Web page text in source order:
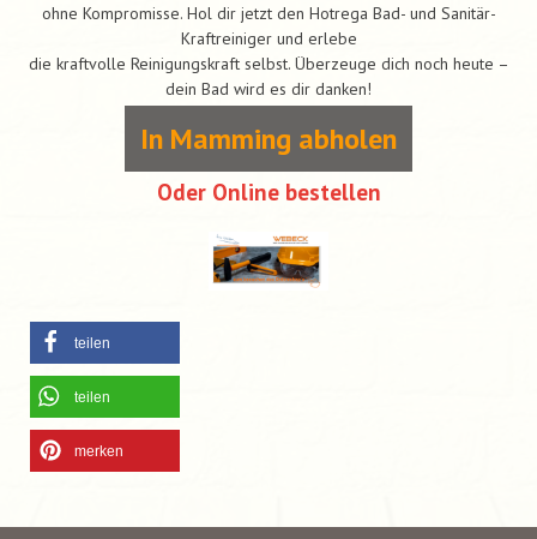
ohne Kompromisse. Hol dir jetzt den Hotrega Bad- und Sanitär-
Kraftreiniger und erlebe
die kraftvolle Reinigungskraft selbst. Überzeuge dich noch heute –
dein Bad wird es dir danken!
In Mamming abholen
Oder Online bestellen
teilen
teilen
merken